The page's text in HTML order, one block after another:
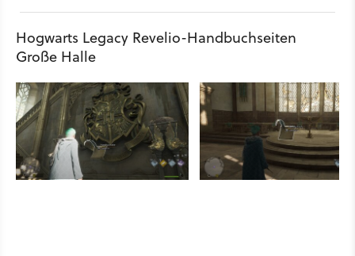
Hogwarts Legacy Revelio-Handbuchseiten
Große Halle